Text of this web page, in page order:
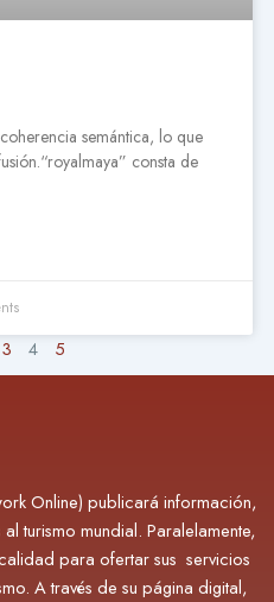
semántica, lo que
consta de
3 4 5
Online) publicará información,
turismo mundial. Paralelamente,
para ofertar sus servicios
A través de su página digital,